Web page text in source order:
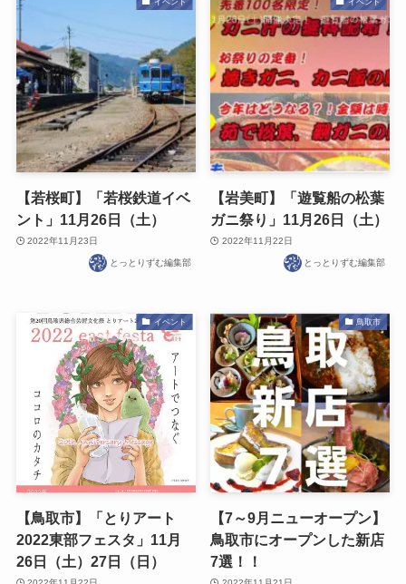
【若桜町】「若桜鉄道イベ
ント」11月26日（土）
2022年11月23日
とっとりずむ編集部
【岩美町】「遊覧船の松葉
ガニ祭り」11月26日（土）
2022年11月22日
とっとりずむ編集部
イベント
【鳥取市】「とりアート
2022東部フェスタ」11月
26日（土）27日（日）
鳥取市
【7～9月ニューオープン】
鳥取市にオープンした新店
7選！！